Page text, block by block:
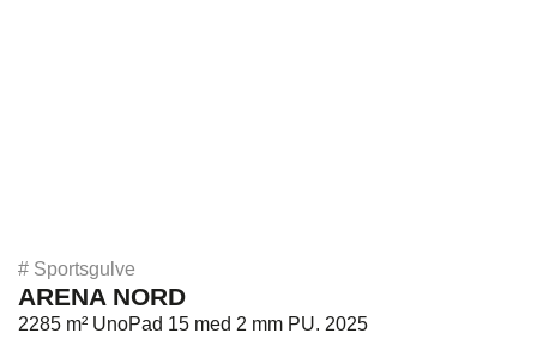
# Sportsgulve
ARENA NORD
2285 m² UnoPad 15 med 2 mm PU. 2025